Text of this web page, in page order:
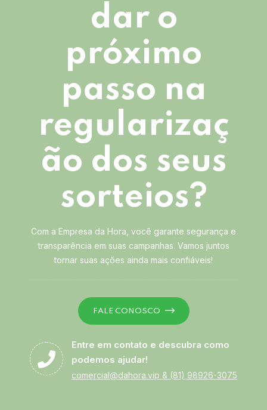
dar o
próximo
passo na
regularizaç
ão dos seus
sorteios?
Com a Empresa da Hora, você garante segurança e
transparência em suas campanhas. Vamos juntos
tornar suas ações ainda mais confiáveis!
FALE CONOSCO
Entre em contato e descubra como
podemos ajudar!
comercial@dahora.vip & (81) 98926-3075